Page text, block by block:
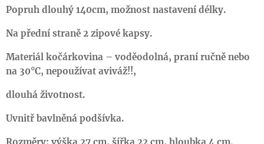
Popruh dlouhý 140cm, možnost nastavení délky.
Na přední straně 2 zipové kapsy.
Materiál kočárkovina – voděodolná, praní ručně nebo
na 30°C, nepoužívat aviváž!!,
dlouhá životnost.
Uvnitř bavlněná podšívka.